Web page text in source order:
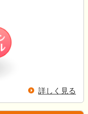
詳しく見る